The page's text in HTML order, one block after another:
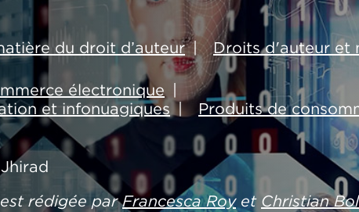
du droit d’auteur Droits d'auteur et
électronique
et infonuagiques
Produits de
rédigée parFrancesca Royet Christian